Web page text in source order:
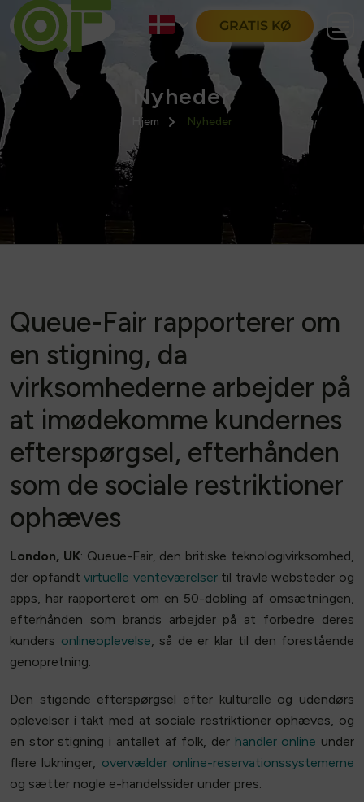
GRATIS KØ
Nyheder
Hjem Nyheder
Queue-Fair rapporterer om
en stigning, da
virksomhederne arbejder på
at imødekomme kundernes
efterspørgsel, efterhånden
som de sociale restriktioner
ophæves
London, UK: Queue-Fair, den britiske teknologivirksomhed,
der opfandtvirtuelle venteværelsertil travle websteder og
apps, har rapporteret om en 50-dobling af omsætningen,
efterhånden som brands arbejder på at forbedre deres
kunders onlineoplevelse, så de er klar til den forestående
genopretning.
Den stigende efterspørgsel efter kulturelle og udendørs
oplevelser i takt med at sociale restriktioner ophæves, og
en stor stigning i antallet af folk, der handler online under
flere lukninger, overvælder online-reservationssystemerne
og sætter nogle e-handelssider under pres.